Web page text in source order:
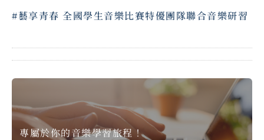
#藝享青春 全國學生音樂比賽特優團隊聯合音樂研習
專屬於你的音樂學習旅程！